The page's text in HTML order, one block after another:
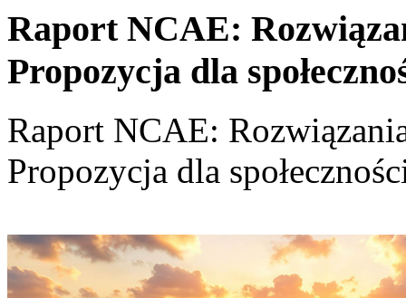
Raport NCAE:
Propozycja dla
Raport NCAE:
Propozycja dla